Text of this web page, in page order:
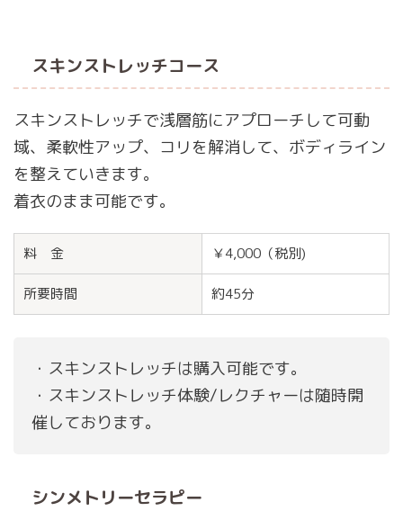
スキンストレッチコース
スキンストレッチで浅層筋にアプローチして可動
域、柔軟性アップ、コリを解消して、ボディライン
を整えていきます。
着衣のまま可能です。
料 金 ￥4,000（税別)
所要時間 約45分
・スキンストレッチは購入可能です。
・スキンストレッチ体験/レクチャーは随時開
催しております。
シンメトリーセラピー